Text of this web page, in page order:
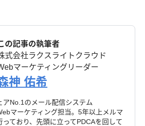
の記事の執筆者
式会社ラクスライトクラウド
マーケティングリーダー
神 佑希
アNo.1のメール配信システム
マーケティング担当。5年以上メルマ
っており、先頭に立ってPDCAを回して